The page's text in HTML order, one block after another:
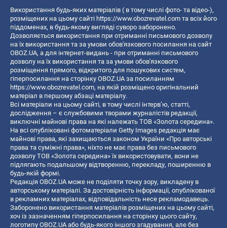
Використання будь-яких матеріалів ( в тому числі фото- та відео-),
розміщених на цьому сайті https://www.obozrevatel.com та всіх його
піддоменах, в будь-якому вигляді суворо заборонено.
Дозволяється використання при отриманні письмового дозволу
на їх використання та за умови обов'язкового посилання на сайт
OBOZ.UA, а для інтернет-видань - при отриманні письмового
дозволу на їх використання та за умови обов'язкового
розміщення прямого, відкритого для пошукових систем,
гіперпосилання на сторінку OBOZ.UA за посиланням
https://www.obozrevatel.com, на якій розміщено оригінальний
матеріал в першому абзаці матеріалу.
Всі матеріали на цьому сайті, в тому числі інтерв’ю, статті,
дослідження – є службовими творами журналістів редакції,
виключні майнові права на які належать ТОВ «Золота середина».
На всі опубліковані фотоматеріали Getty Images редакція має
майнові права, які захищаються законом України «Про авторські
права та суміжні права», ніхто не має права без письмового
дозволу ТОВ «Золота середина» їх використовувати, вони не
підлягають подальшому відтворенню, перекладу, поширенню в
будь-якій формі.
Редакція OBOZ.UA може не поділяти точку зору, викладену в
авторському матеріалі. За достовірність інформації, опублікованої
в рекламних матеріалах, відповідальність несе рекламодавець.
Заборонено використання матеріалів розміщених на цьому сайті,
хоч із зазначенням гіперпосилання на сторінку цього сайту,
логотипу OBOZ.UA або будь-якого іншого згадування, але без